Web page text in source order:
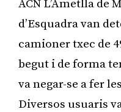
ACN L’Ametlla de
d’Esquadra van
camioner txec de
begut i de forma
va negar-se a fer
Diversos usuaris